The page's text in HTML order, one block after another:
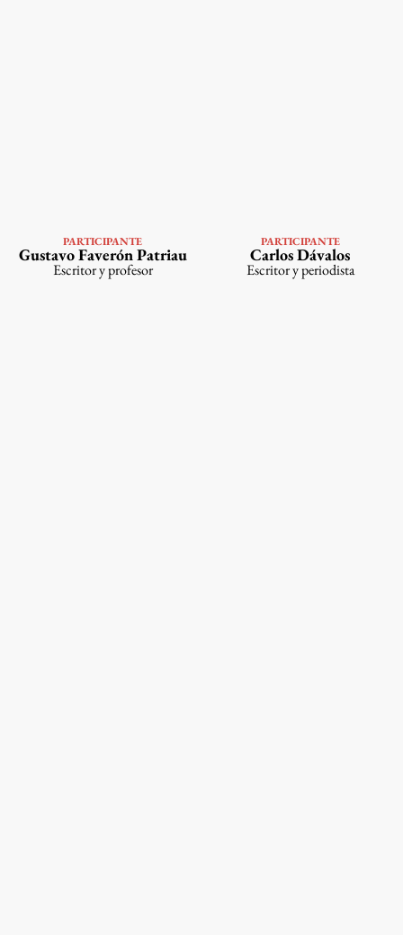
PERFIL
PARTICIPANTE
Gustavo Faverón Patriau
Escritor y profesor
PERFIL
PARTICIPANTE
Carlos Dávalos
Escritor y periodista